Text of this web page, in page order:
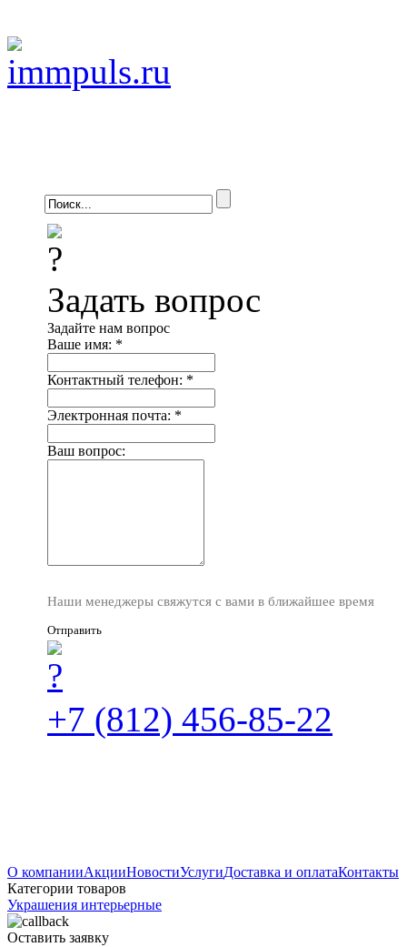
Задать вопрос
Задайте нам вопрос
Ваше имя: *
Контактный телефон: *
Электронная почта: *
Ваш вопрос:
Наши менеджеры свяжутся с вами в ближайшее время
Отправить
+7 (812) 456-85-22
О компанииАкцииНовостиУслугиДоставка и оплатаКонтакты
Категории товаров
Украшения интерьерные
Оставить заявку